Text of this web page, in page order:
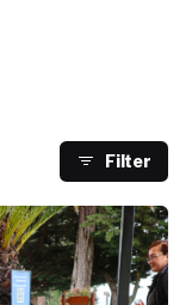
Filter